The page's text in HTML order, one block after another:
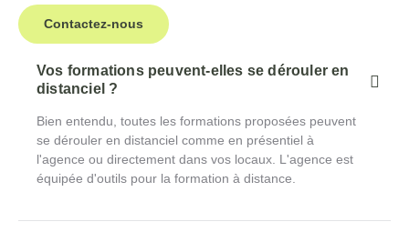
Vos formations peuvent-elles se dérouler en
distanciel ?
Bien entendu, toutes les formations proposées peuvent
se dérouler en distanciel comme en présentiel à
l'agence ou directement dans vos locaux. L'agence est
équipée d'outils pour la formation à distance.
Contactez-nous